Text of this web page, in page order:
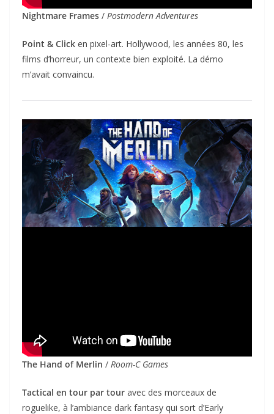
Nightmare Frames / Postmodern Adventures
Point & Click en pixel-art. Hollywood, les années 80, les
films d’horreur, un contexte bien exploité. La démo
m’avait convaincu.
The Hand of Merlin / Room-C Games
Tactical en tour par tour avec des morceaux de
roguelike, à l’ambiance dark fantasy qui sort d’Early